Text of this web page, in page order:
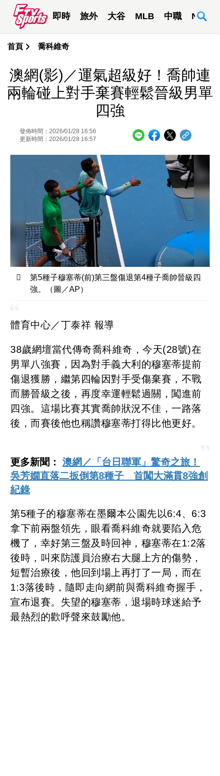
即時 旅外 大谷 MLB 中職 NBA
首頁 喬科維奇
澳網(影)／運氣超級好！喬帥連
兩輪碰上對手棄賽輕鬆晉級男單
四強
發佈時間：2026/01/28 16:56
更新時間：2026/01/28 16:57
第5種子穆塞蒂(前)第三盤傷退第4種子喬帥晉級四
強。（圖／AP）
體育中心／丁泰祥 報導
38歲網壇當代傳奇喬科維奇，今天(28號)在
男單八強賽，因為對手義大利的穆塞蒂提前
傷退獲勝，繼第四輪因對手受傷棄賽，不戰
而勝晉級之後，再度幸運輕鬆過關，闖進前
四強。這場比賽其實喬帥狀況不佳，一路落
後，而賽後他也稱讚穆塞蒂打得比他更好。
更多新聞：澳網／「台日聯軍」驚奇之旅！
吳芳嫺直落二扳倒第8種子 首闖大滿貫8強創
紀錄
第5種子的穆塞蒂在墨爾本公園先以6:4、6:3
拿下前兩盤領先，眼看喬科維奇就要陷入危
機了，幸好第三盤及時回神，穆塞蒂在1:2落
後時，叫來防護員治療右大腿上方的傷勢，
短暫治療後，他回到場上再打了一局，而在
1:3落後時，隨即走向網前與喬科維奇握手，
宣布退賽。失望的穆塞蒂，退場時球迷給予
最熱烈的歡呼聲來鼓勵他。